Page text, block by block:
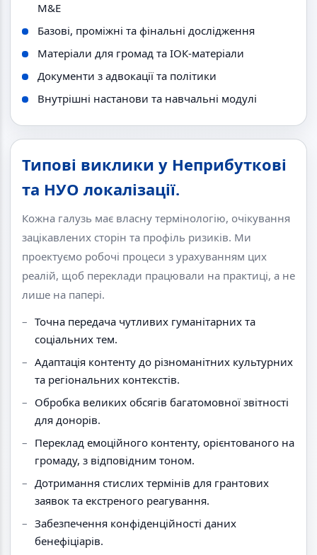
M&E
Базові, проміжні та фінальні дослідження
Матеріали для громад та ІОК-матеріали
Документи з адвокації та політики
Внутрішні настанови та навчальні модулі
Типові виклики у Неприбуткові
та НУО локалізації.
Кожна галузь має власну термінологію, очікування
зацікавлених сторін та профіль ризиків. Ми
проектуємо робочі процеси з урахуванням цих
реалій, щоб переклади працювали на практиці, а не
лише на папері.
Точна передача чутливих гуманітарних та
соціальних тем.
Адаптація контенту до різноманітних культурних
та регіональних контекстів.
Обробка великих обсягів багатомовної звітності
для донорів.
Переклад емоційного контенту, орієнтованого на
громаду, з відповідним тоном.
Дотримання стислих термінів для грантових
заявок та екстреного реагування.
Забезпечення конфіденційності даних
бенефіціарів.